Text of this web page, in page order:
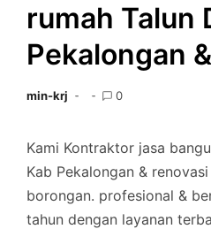
rumah Talun
Pekalongan
min-krj 0
Kami Kontraktor jasa
Kab Pekalongan &
borongan. profesional &
tahun dengan layanan